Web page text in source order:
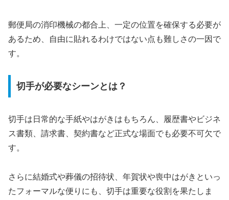
郵便局の消印機械の都合上、一定の位置を確保する必要が
あるため、自由に貼れるわけではない点も難しさの一因で
す。
切手が必要なシーンとは？
切手は日常的な手紙やはがきはもちろん、履歴書やビジネ
ス書類、請求書、契約書など正式な場面でも必要不可欠で
す。
さらに結婚式や葬儀の招待状、年賀状や喪中はがきといっ
たフォーマルな便りにも、切手は重要な役割を果たしま